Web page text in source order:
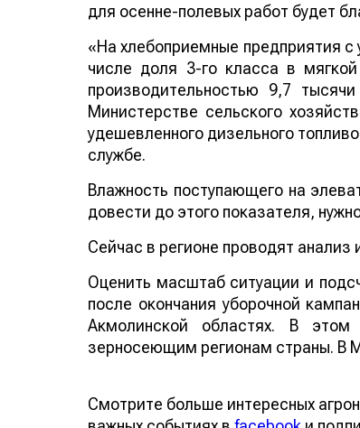
для осенне-полевых работ будет
«На хлебоприемные предприятия с
числе доля 3-го класса в
производительностью 9,7
Министерстве сельского
удешевленного дизельного
службе.
Влажность поступающего на
довести до этого показателя,
Сейчас в регионе проводят
Оценить масштаб ситуации и
после окончания уборочной
Акмолинской областях. В
зерносеющим регионам страны. В
Смотрите больше интересных